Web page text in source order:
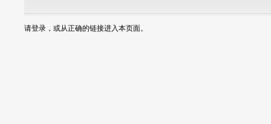
请登录，或从正确的链接进入本页面。